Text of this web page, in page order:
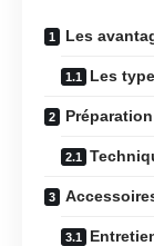
Les
Les